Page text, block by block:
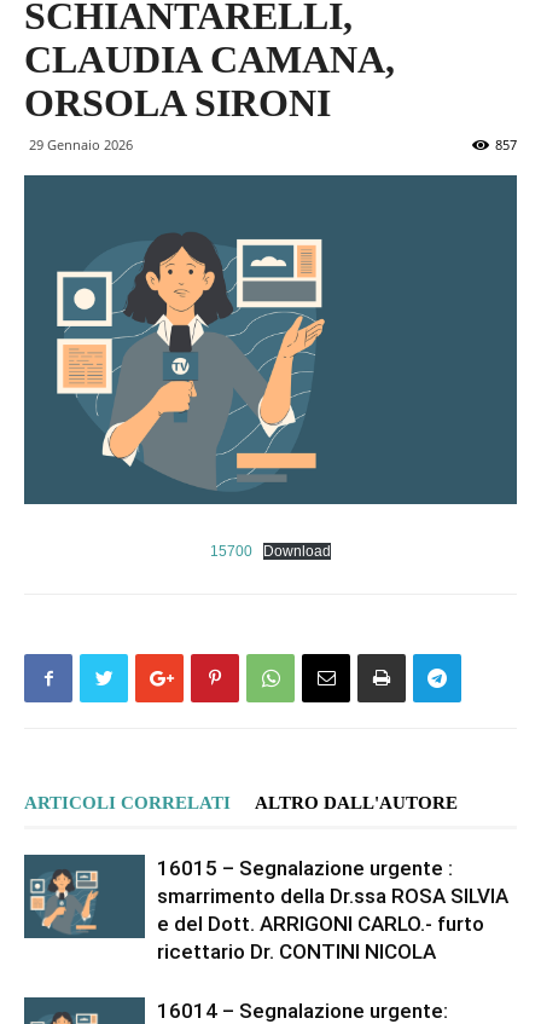
SCHIANTARELLI,
CLAUDIA CAMANA,
ORSOLA SIRONI
29 Gennaio 2026 857
15700 Download
ARTICOLI CORRELATI ALTRO DALL'AUTORE
16015 – Segnalazione urgente :
smarrimento della Dr.ssa ROSA SILVIA
e del Dott. ARRIGONI CARLO.- furto
ricettario Dr. CONTINI NICOLA
16014 – Segnalazione urgente: